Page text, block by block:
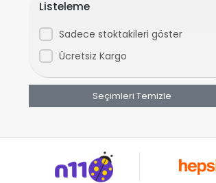
CMC
Çoker
Dmax
Listeleme
Sadece stoktakileri göster
Ücretsiz Kargo
Seçimleri Temizle